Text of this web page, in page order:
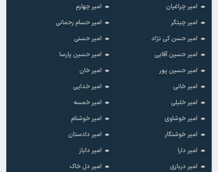
امیر چراغیان
امیر چهارم
امیر چیتگر
امیر حسام رحمانی
امیر حسن کی نژاد
امیر حسنی
امیر حسین آقایی
امیر حسین پارسا
امیر حسین پور
امیر خان
امیر خانی
امیر خدایی
امیر خلیلی
امیر خمسه
امیر خوشاوی
امیر خوشنام
امیر خوشنگار
امیر دادستان
امیر دارا
امیر دایاز
امیر درباری
امیر دل خاک